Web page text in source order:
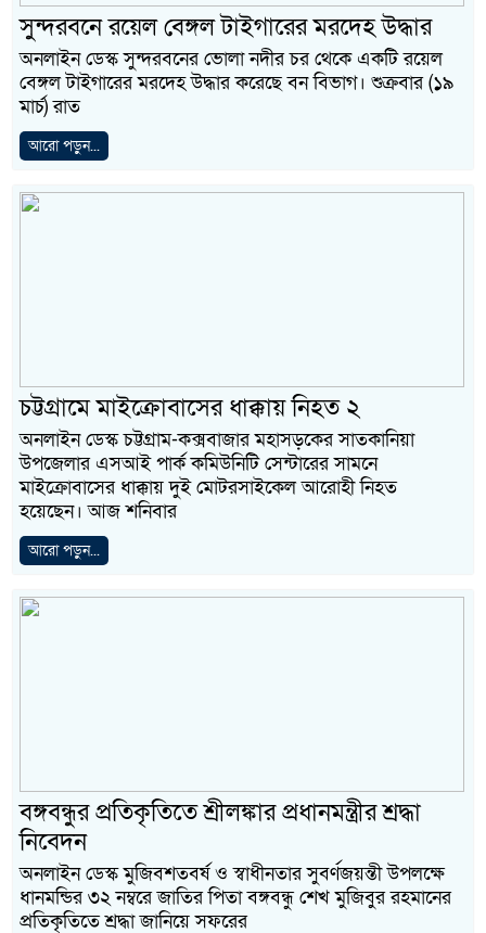
সুন্দরবনে রয়েল বেঙ্গল টাইগারের মরদেহ উদ্ধার
অনলাইন ডেস্ক সুন্দরবনের ভোলা নদীর চর থেকে একটি রয়েল
বেঙ্গল টাইগারের মরদেহ উদ্ধার করেছে বন বিভাগ। শুক্রবার (১৯
মার্চ) রাত
আরো পড়ুন...
চট্টগ্রামে মাইক্রোবাসের ধাক্কায় নিহত ২
অনলাইন ডেস্ক চট্টগ্রাম-কক্সবাজার মহাসড়কের সাতকানিয়া
উপজেলার এসআই পার্ক কমিউনিটি সেন্টারের সামনে
মাইক্রোবাসের ধাক্কায় দুই মোটরসাইকেল আরোহী নিহত
হয়েছেন। আজ শনিবার
আরো পড়ুন...
বঙ্গবন্ধুর প্রতিকৃতিতে শ্রীলঙ্কার প্রধানমন্ত্রীর শ্রদ্ধা
নিবেদন
অনলাইন ডেস্ক মুজিবশতবর্ষ ও স্বাধীনতার সুবর্ণজয়ন্তী উপলক্ষে
ধানমন্ডির ৩২ নম্বরে জাতির পিতা বঙ্গবন্ধু শেখ মুজিবুর রহমানের
প্রতিকৃতিতে শ্রদ্ধা জানিয়ে সফরের